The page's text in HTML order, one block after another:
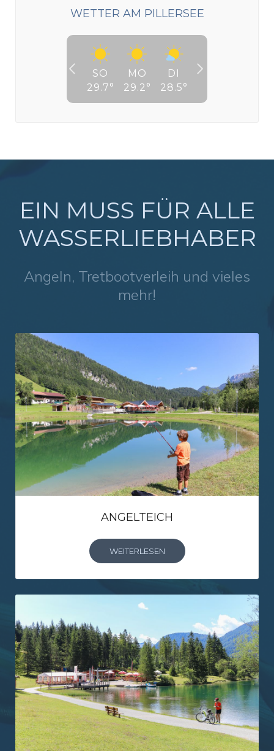
WETTER AM PILLERSEE
SO
29.7°
MO
29.2°
DI
28.5°
EIN MUSS FÜR ALLE
WASSERLIEBHABER
Angeln, Tretbootverleih und vieles
mehr!
ANGELTEICH
WEITERLESEN